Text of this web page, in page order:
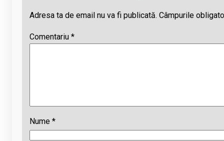
Adresa ta de email nu va fi publicată. Câmpurile
Comentariu *
Nume *